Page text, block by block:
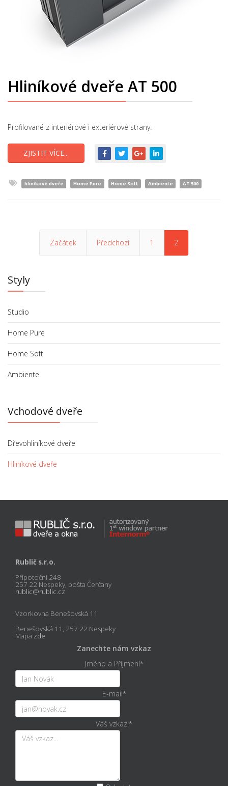
Hliníkové dveře AT 500
Profilované z interiérové i exteriérové strany.
ZJISTIT VÍCE...
hliníkové dveře Home Pure Home Soft Ambiente AT 500
Začátek Předchozí 1 2
Styly
Studio
Home Pure
Home Soft
Ambiente
Vchodové dveře
Dřevohliníkové dveře
Hliníkové dveře
Rublič s.r.o.
Přípotoční 248
257 22 Nespeky, pošta Čerčany
rublic@rublic.cz
Vzorkovna Benešovská 11
Benešovská 11, 257 22 Nespeky
Mapa zde
Zanechte nám vzkaz
Jméno a Příjmení*
E-mail*
Váš vzkaz:*